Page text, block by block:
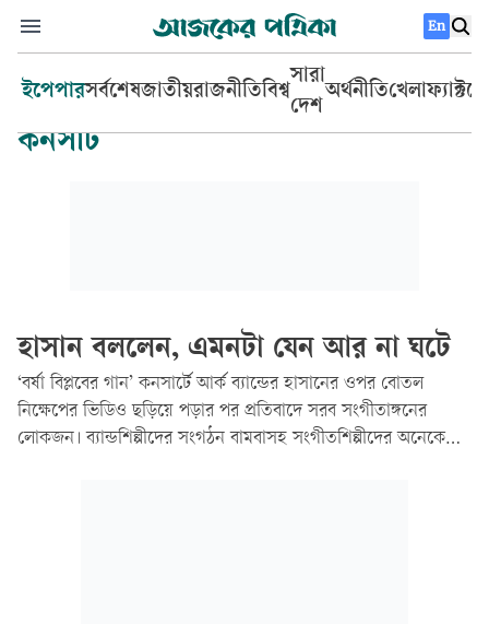
En
ইপেপারসর্বশেষজাতীয়রাজনীতিবিশ্ব
সারা
দেশ
অর্থনীতিখেলা
কনসার্ট
হাসান বললেন, এমনটা যেন আর না ঘটে
‘বর্ষা বিপ্লবের গান’ কনসার্টে আর্ক ব্যান্ডের হাসানের ওপর বোতল
নিক্ষেপের ভিডিও ছড়িয়ে পড়ার পর প্রতিবাদে সরব সংগীতাঙ্গনের
লোকজন। ব্যান্ডশিল্পীদের সংগঠন বামবাসহ সংগীতশিল্পীদের অনেকে